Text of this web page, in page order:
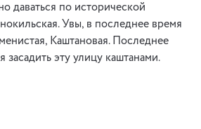
даваться по исторической
Увы, в последнее время
Каштановая. Последнее
засадить эту улицу каштанами.